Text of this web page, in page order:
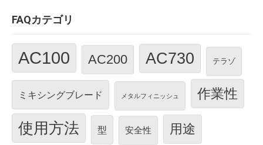
FAQカテゴリ
AC100 AC200 AC730 テラゾ
ミキシングブレード メタルフィニッシュ 作業性
使用方法 型 安全性 用途